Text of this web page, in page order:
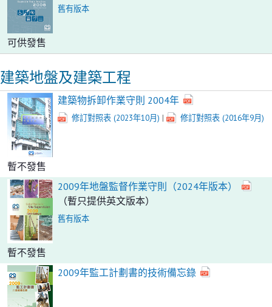
舊有版本
可供發售
建築地盤及建築工程
建築物拆卸作業守則 2004年
修訂對照表 (2023年10月) | 修訂對照表 (2016年9月)
暫不發售
2009年地盤監督作業守則（2024年版本）
（暫只提供英文版本）
舊有版本
暫不發售
2009年監工計劃書的技術備忘錄